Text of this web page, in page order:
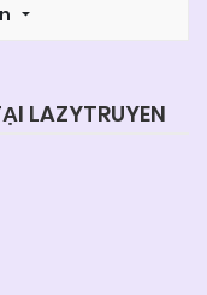
LAZYTRUYEN